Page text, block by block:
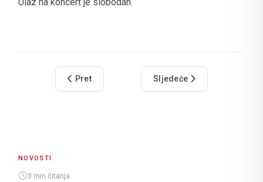
NOVOSTI
3 min čitanja
Prethodni članak: Istraživanje Tomas 2018 za
Pret Sljedeći članak: TZGD I
Sljedeće